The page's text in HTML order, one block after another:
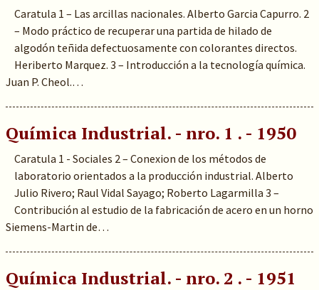
Caratula 1 – Las arcillas nacionales. Alberto Garcia Capurro. 2
– Modo práctico de recuperar una partida de hilado de
algodón teñida defectuosamente con colorantes directos.
Heriberto Marquez. 3 – Introducción a la tecnología química.
Juan P. Cheol.…
Química Industrial. - nro. 1 . - 1950
Caratula 1 - Sociales 2 – Conexion de los métodos de
laboratorio orientados a la producción industrial. Alberto
Julio Rivero; Raul Vidal Sayago; Roberto Lagarmilla 3 –
Contribución al estudio de la fabricación de acero en un horno
Siemens-Martin de…
Química Industrial. - nro. 2 . - 1951